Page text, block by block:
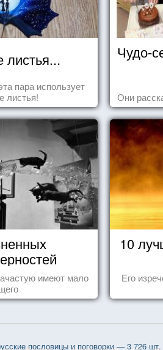
пара использует
листья!
Чудо-
Они
имеют мало
10
Его
пословицы и поговорки — 3 726 шт.